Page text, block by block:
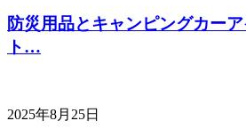
防災用品とキャンピングカー
ト…
2025年8月25日